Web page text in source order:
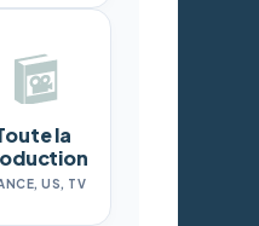
la
US, TV